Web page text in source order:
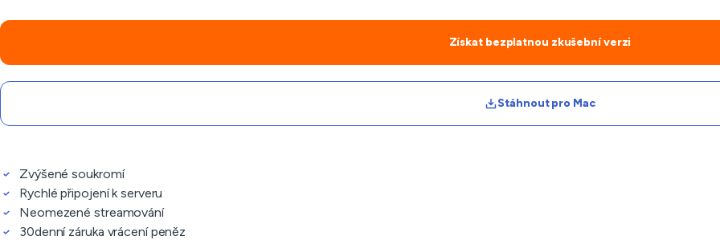
Získat bezplatnou zkušební verzi
Stáhnout pro Mac
Zvýšené soukromí
Rychlé připojení k serveru
Neomezené streamování
30denní záruka vrácení peněz